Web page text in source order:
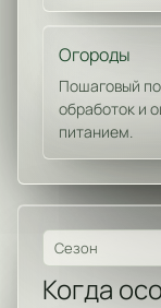
Огороды
Пошаговый
обработок и
питанием.
Сезон
Когда